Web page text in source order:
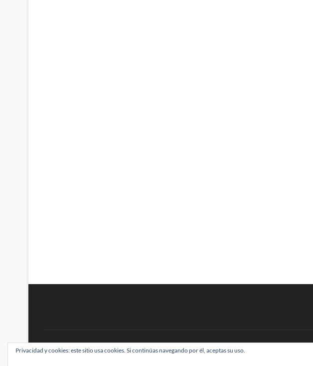
BRAINSTOMPING| Diseñado por:Theme Freesia|WordPress| © Todos los derechos reservados
Privacidad y cookies: este sitio usa cookies. Si continúas navegando por él, aceptas su uso.